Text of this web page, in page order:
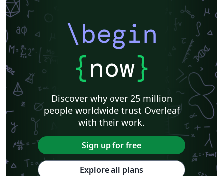
\begin
{now}
Discover why over 25 million
people worldwide trust Overleaf
with their work.
Sign up for free
Explore all plans